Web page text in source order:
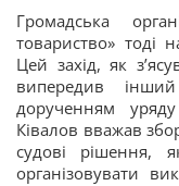
Громадська
товариство» тоді
Цей захід, як
випередив
дорученням
Ківалов вважав
судові рішення,
організовувати